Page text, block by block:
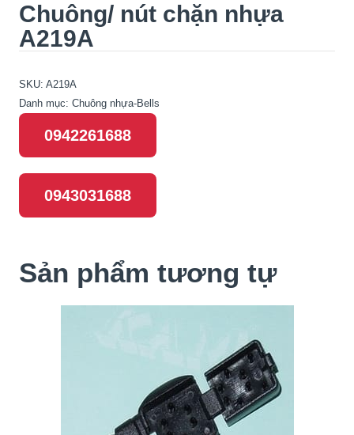
Chuông/ nút chặn nhựa
A219A
SKU: A219A
Danh mục: Chuông nhựa-Bells
0942261688
0943031688
Sản phẩm tương tự